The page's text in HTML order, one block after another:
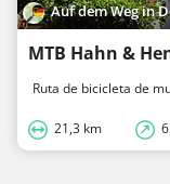
Auf dem Weg in
MTB Hahn &
Ruta de bicicleta de
21,3 km